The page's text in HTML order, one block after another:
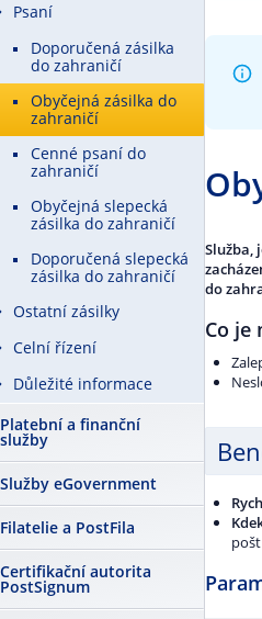
Psaní
Doporučená zásilka
do zahraničí
Obyčejná zásilka do
zahraničí
Cenné psaní do
zahraničí
Obyčejná slepecká
zásilka do zahraničí
Doporučená slepecká
zásilka do zahraničí
Ostatní zásilky
Celní řízení
Důležité informace
Platební a finanční
služby
Služby eGovernment
Filatelie a PostFila
Certifikační autorita
PostSignum
Služba,
do
Co je